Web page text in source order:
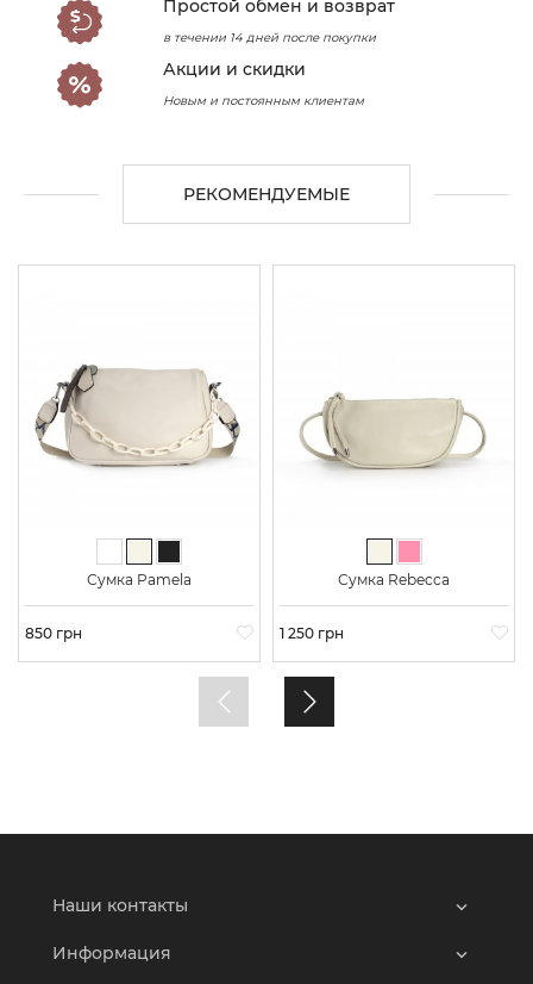
Простой обмен и возврат
в течении 14 дней после покупки
Акции и скидки
Новым и постоянным клиентам
РЕКОМЕНДУЕМЫЕ
Сумка Pamela
Цена
850 грн
Сумка Rebecca
Цена
1 250 грн
Наши контакты
Информация